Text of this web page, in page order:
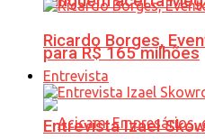
para R$ 165 milhões
Ricardo Borges,
Entrevista
Entrevista Izael